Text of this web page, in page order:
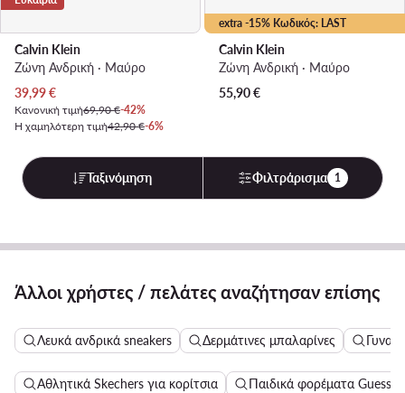
Calvin Klein
Ζώνη Ανδρική · Μαύρο
Τρέχουσα τιμή
39,99€
Κανονική τιμή69,90 €-42%
Η χαμηλότερη τιμή42,90 €-6%
extra -15% Κωδικός: LAST
Calvin Klein
Ζώνη Ανδρική · Μαύρο
55,90€
Ταξινόμηση Φιλτράρισμα 1
Άλλοι χρήστες / πελάτες αναζήτησαν επίσης
Λευκά ανδρικά sneakers Δερμάτινες μπαλαρίνες
Αθλητικά Skechers για κορίτσια Παιδικά φορέματα Guess